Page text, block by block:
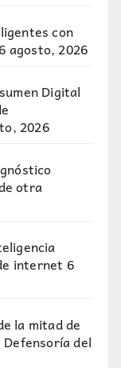
con
agosto, 2026
Digital
2026
otra
internet 6
la mitad de
del